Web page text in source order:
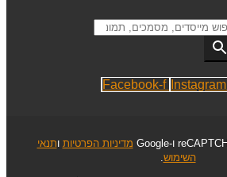
Facebook-f Instagram
מדיניות הפרטיות ותנאי
השימוש